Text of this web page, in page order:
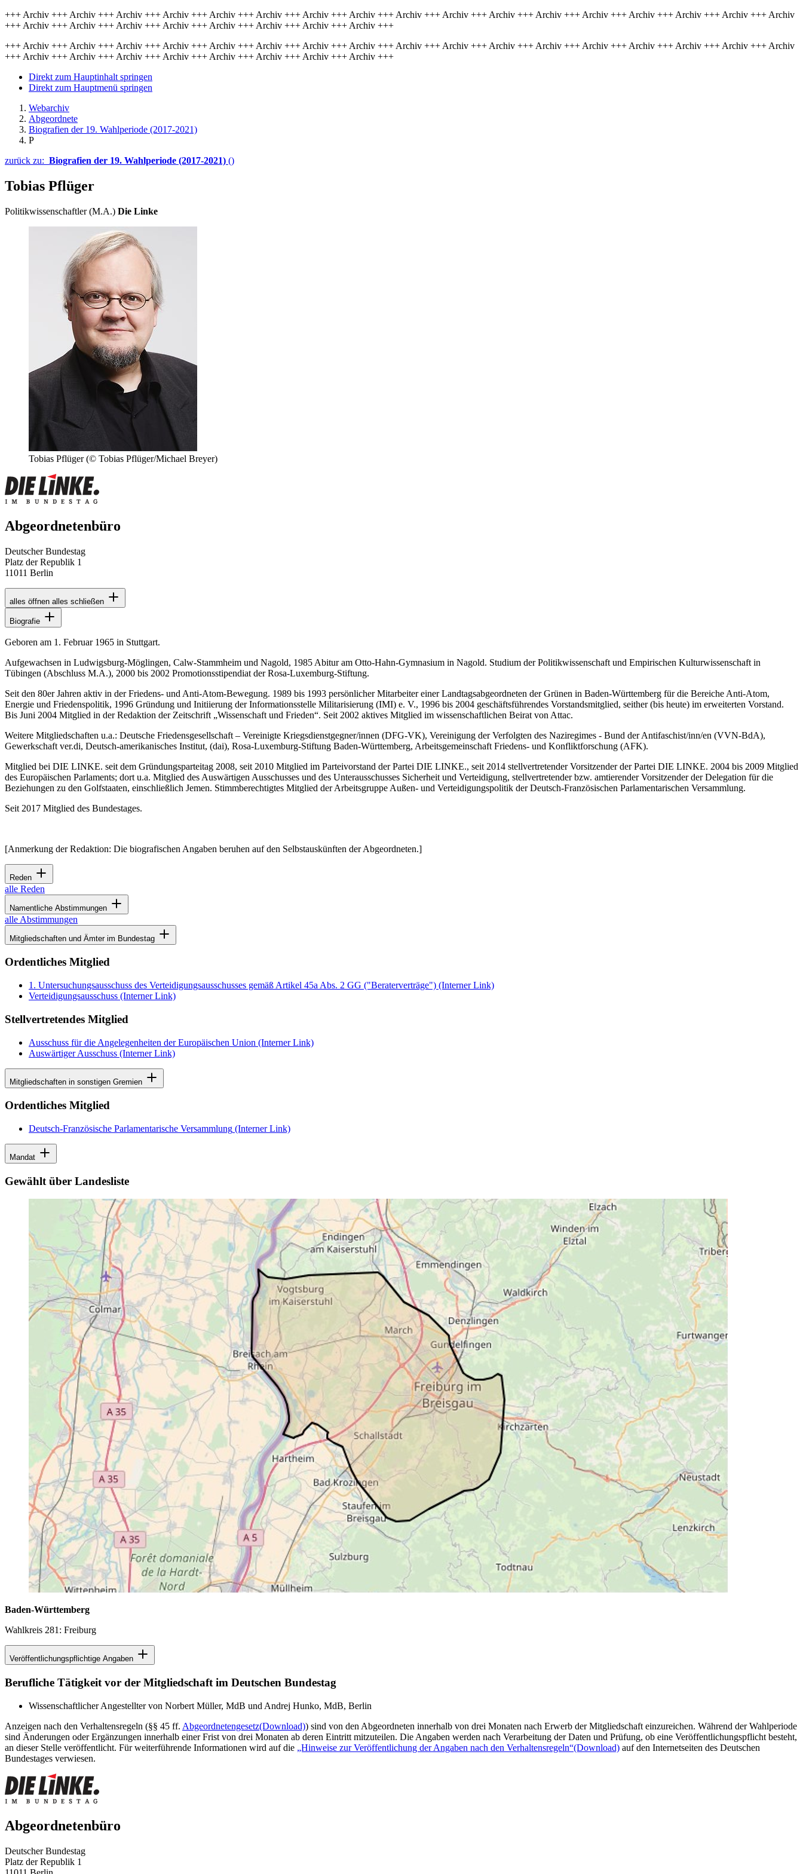
+++ Archiv +++ Archiv +++ Archiv +++ Archiv +++ Archiv +++ Archiv +++ Archiv +++ Archiv +++ Archiv +++ Archiv +++ Archiv +++ Archiv +++ Archiv +++ Archiv +++ Archiv +++ Archiv +++ Archiv
+++ Archiv +++ Archiv +++ Archiv +++ Archiv +++ Archiv +++ Archiv +++ Archiv +++ Archiv +++
+++ Archiv +++ Archiv +++ Archiv +++ Archiv +++ Archiv +++ Archiv +++ Archiv +++ Archiv +++ Archiv +++ Archiv +++ Archiv +++ Archiv +++ Archiv +++ Archiv +++ Archiv +++ Archiv +++ Archiv
+++ Archiv +++ Archiv +++ Archiv +++ Archiv +++ Archiv +++ Archiv +++ Archiv +++ Archiv +++
Direkt zum Hauptinhalt springen
Direkt zum Hauptmenü springen
Webarchiv
Abgeordnete
Biografien der 19. Wahlperiode (2017-2021)
P
zurück zu: Biografien der 19. Wahlperiode (2017-2021) ()
Tobias Pflüger
Politikwissenschaftler (M.A.) Die Linke
Tobias Pflüger (© Tobias Pflüger/Michael Breyer)
Abgeordnetenbüro
Deutscher Bundestag
Platz der Republik 1
11011 Berlin
alles öffnen alles schließen
Biografie
Geboren am 1. Februar 1965 in Stuttgart.
Aufgewachsen in Ludwigsburg-Möglingen, Calw-Stammheim und Nagold, 1985 Abitur am Otto-Hahn-Gymnasium in Nagold. Studium der Politikwissenschaft und Empirischen Kulturwissenschaft in
Tübingen (Abschluss M.A.), 2000 bis 2002 Promotionsstipendiat der Rosa-Luxemburg-Stiftung.
Seit den 80er Jahren aktiv in der Friedens- und Anti-Atom-Bewegung. 1989 bis 1993 persönlicher Mitarbeiter einer Landtagsabgeordneten der Grünen in Baden-Württemberg für die Bereiche Anti-Atom,
Energie und Friedenspolitik, 1996 Gründung und Initiierung der Informationsstelle Militarisierung (IMI) e. V., 1996 bis 2004 geschäftsführendes Vorstandsmitglied, seither (bis heute) im erweiterten Vorstand.
Bis Juni 2004 Mitglied in der Redaktion der Zeitschrift „Wissenschaft und Frieden“. Seit 2002 aktives Mitglied im wissenschaftlichen Beirat von Attac.
Weitere Mitgliedschaften u.a.: Deutsche Friedensgesellschaft – Vereinigte Kriegsdienstgegner/innen (DFG-VK), Vereinigung der Verfolgten des Naziregimes - Bund der Antifaschist/inn/en (VVN-BdA),
Gewerkschaft ver.di, Deutsch-amerikanisches Institut, (dai), Rosa-Luxemburg-Stiftung Baden-Württemberg, Arbeitsgemeinschaft Friedens- und Konfliktforschung (AFK).
Mitglied bei DIE LINKE. seit dem Gründungsparteitag 2008, seit 2010 Mitglied im Parteivorstand der Partei DIE LINKE., seit 2014 stellvertretender Vorsitzender der Partei DIE LINKE. 2004 bis 2009 Mitglied
des Europäischen Parlaments; dort u.a. Mitglied des Auswärtigen Ausschusses und des Unterausschusses Sicherheit und Verteidigung, stellvertretender bzw. amtierender Vorsitzender der Delegation für die
Beziehungen zu den Golfstaaten, einschließlich Jemen. Stimmberechtigtes Mitglied der Arbeitsgruppe Außen- und Verteidigungspolitik der Deutsch-Französischen Parlamentarischen Versammlung.
Seit 2017 Mitglied des Bundestages.
[Anmerkung der Redaktion: Die biografischen Angaben beruhen auf den Selbstauskünften der Abgeordneten.]
Reden
alle Reden
Namentliche Abstimmungen
alle Abstimmungen
Mitgliedschaften und Ämter im Bundestag
Ordentliches Mitglied
1. Untersuchungsausschuss des Verteidigungsausschusses gemäß Artikel 45a Abs. 2 GG ("Beraterverträge") (Interner Link)
Verteidigungsausschuss (Interner Link)
Stellvertretendes Mitglied
Ausschuss für die Angelegenheiten der Europäischen Union (Interner Link)
Auswärtiger Ausschuss (Interner Link)
Mitgliedschaften in sonstigen Gremien
Ordentliches Mitglied
Deutsch-Französische Parlamentarische Versammlung (Interner Link)
Mandat
Gewählt über Landesliste
Baden-Württemberg
Wahlkreis 281: Freiburg
Veröffentlichungspflichtige Angaben
Berufliche Tätigkeit vor der Mitgliedschaft im Deutschen Bundestag
Wissenschaftlicher Angestellter von Norbert Müller, MdB und Andrej Hunko, MdB, Berlin
Anzeigen nach den Verhaltensregeln (§§ 45 ff. Abgeordnetengesetz(Download)) sind von den Abgeordneten innerhalb von drei Monaten nach Erwerb der Mitgliedschaft einzureichen. Während der Wahlperiode
sind Änderungen oder Ergänzungen innerhalb einer Frist von drei Monaten ab deren Eintritt mitzuteilen. Die Angaben werden nach Verarbeitung der Daten und Prüfung, ob eine Veröffentlichungspflicht besteht,
an dieser Stelle veröffentlicht. Für weiterführende Informationen wird auf die „Hinweise zur Veröffentlichung der Angaben nach den Verhaltensregeln“(Download) auf den Internetseiten des Deutschen
Bundestages verwiesen.
Abgeordnetenbüro
Deutscher Bundestag
Platz der Republik 1